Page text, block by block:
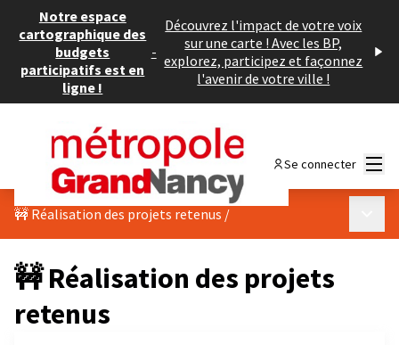
Notre espace
cartographique des
budgets
participatifs est en
ligne !
-
Découvrez l'impact de votre voix
sur une carte ! Avec les BP,
explorez, participez et façonnez
l'avenir de votre ville !
Se connecter
🚧 Réalisation des projets retenus /
🚧 Réalisation des projets
retenus